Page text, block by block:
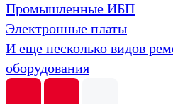
Промышленные ИБП
Электронные платы
И еще несколько видов
оборудования